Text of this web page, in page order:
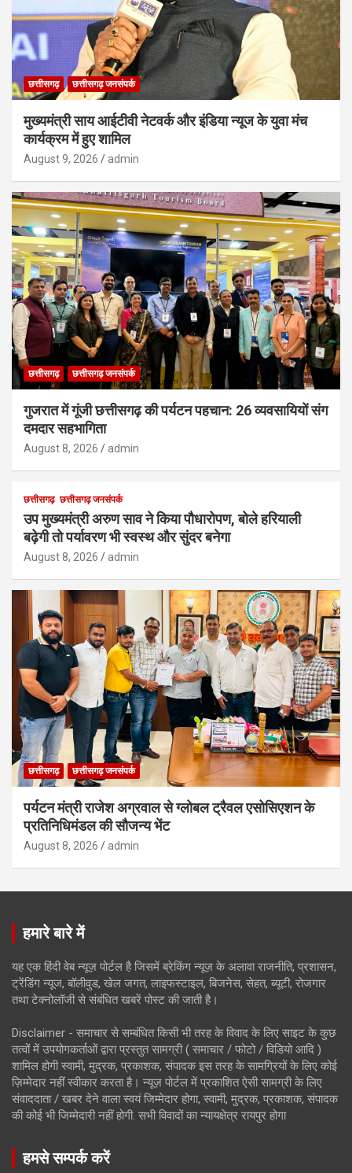
छत्तीसगढ़ छत्तीसगढ़ जनसंपर्क
मुख्यमंत्री साय आईटीवी नेटवर्क और इंडिया न्यूज के युवा मंच
कार्यक्रम में हुए शामिल
August 9, 2026 admin
छत्तीसगढ़ छत्तीसगढ़ जनसंपर्क
गुजरात में गूंजी छत्तीसगढ़ की पर्यटन पहचान: 26 व्यवसायियों संग
दमदार सहभागिता
August 8, 2026 admin
छत्तीसगढ़ छत्तीसगढ़ जनसंपर्क
उप मुख्यमंत्री अरुण साव ने किया पौधारोपण, बोले हरियाली
बढ़ेगी तो पर्यावरण भी स्वस्थ और सुंदर बनेगा
August 8, 2026 admin
छत्तीसगढ़ छत्तीसगढ़ जनसंपर्क
पर्यटन मंत्री राजेश अग्रवाल से ग्लोबल ट्रैवल एसोसिएशन के
प्रतिनिधिमंडल की सौजन्य भेंट
August 8, 2026 admin
हमारे बारे में
यह एक हिंदी वेब न्यूज़ पोर्टल है जिसमें ब्रेकिंग न्यूज़ के अलावा राजनीति, प्रशासन,
ट्रेंडिंग न्यूज, बॉलीवुड, खेल जगत, लाइफस्टाइल, बिजनेस, सेहत, ब्यूटी, रोजगार
तथा टेक्नोलॉजी से संबंधित खबरें पोस्ट की जाती है।
Disclaimer - समाचार से सम्बंधित किसी भी तरह के विवाद के लिए साइट के कुछ
तत्वों में उपयोगकर्ताओं द्वारा प्रस्तुत सामग्री ( समाचार / फोटो / विडियो आदि )
शामिल होगी स्वामी, मुद्रक, प्रकाशक, संपादक इस तरह के सामग्रियों के लिए कोई
ज़िम्मेदार नहीं स्वीकार करता है। न्यूज़ पोर्टल में प्रकाशित ऐसी सामग्री के लिए
संवाददाता / खबर देने वाला स्वयं जिम्मेदार होगा, स्वामी, मुद्रक, प्रकाशक, संपादक
की कोई भी जिम्मेदारी नहीं होगी. सभी विवादों का न्यायक्षेत्र रायपुर होगा
हमसे सम्पर्क करें